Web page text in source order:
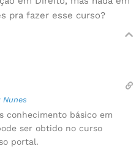
pra fazer esse curso?
Nunes
conhecimento básico em
ser obtido no curso
portal.